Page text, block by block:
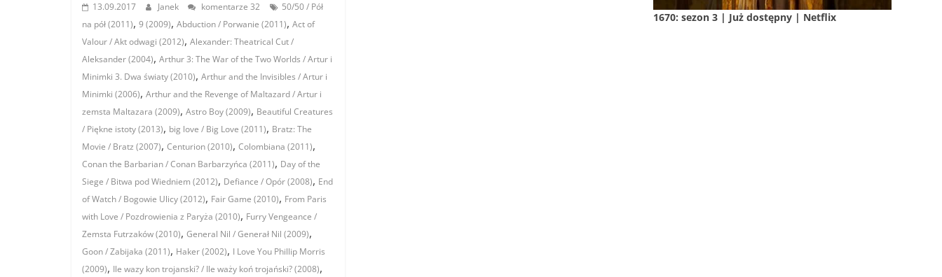
13.09.2017 Janek komentarze 32
50/50 / Pół
na pół (2011), 9 (2009), Abduction / Porwanie (2011), Act of
Valour / Akt odwagi (2012), Alexander: Theatrical Cut /
Aleksander (2004), Arthur 3: The War of the Two Worlds / Artur i
Minimki 3. Dwa światy (2010), Arthur and the Invisibles / Artur i
Minimki (2006), Arthur and the Revenge of Maltazard / Artur i
zemsta Maltazara (2009), Astro Boy (2009), Beautiful Creatures
/ Piękne istoty (2013), big love / Big Love (2011), Bratz: The
Movie / Bratz (2007), Centurion (2010), Colombiana (2011),
Conan the Barbarian / Conan Barbarzyńca (2011), Day of the
Siege / Bitwa pod Wiedniem (2012), Defiance / Opór (2008), End
of Watch / Bogowie Ulicy (2012), Fair Game (2010), From Paris
with Love / Pozdrowienia z Paryża (2010), Furry Vengeance /
Zemsta Futrzaków (2010), General Nil / Generał Nil (2009),
Goon / Zabijaka (2011), Haker (2002), I Love You Phillip Morris
(2009), Ile wazy kon trojanski? / Ile waży koń trojański? (2008),
1670: sezon 3 | Już dostępny | Netflix